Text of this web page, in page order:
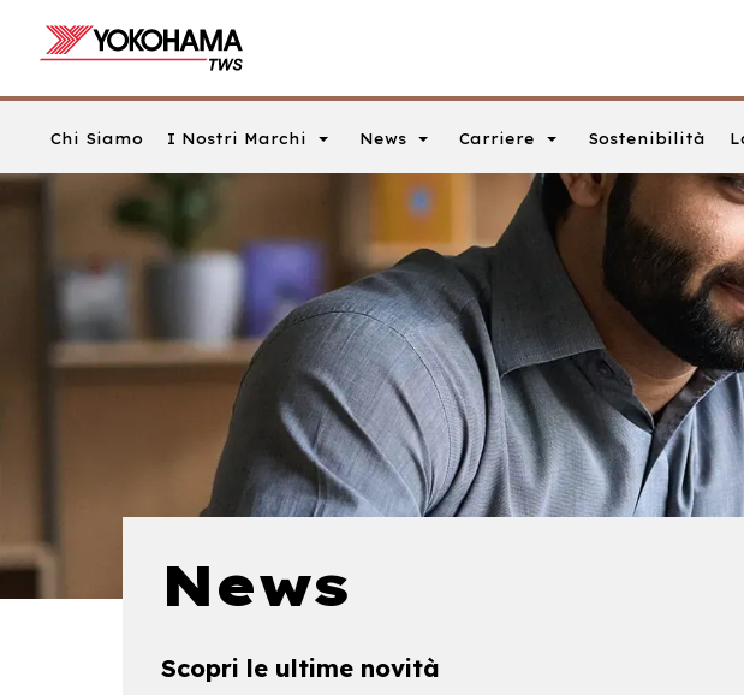
Chi Siamo I Nostri Marchi News Carriere Sostenibilità
News
Scopri le ultime novità